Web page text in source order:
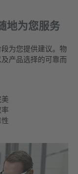
地为您服务
为您提供建议。物
产品选择的可靠而